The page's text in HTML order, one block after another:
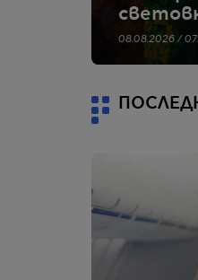
08.08.2026 /